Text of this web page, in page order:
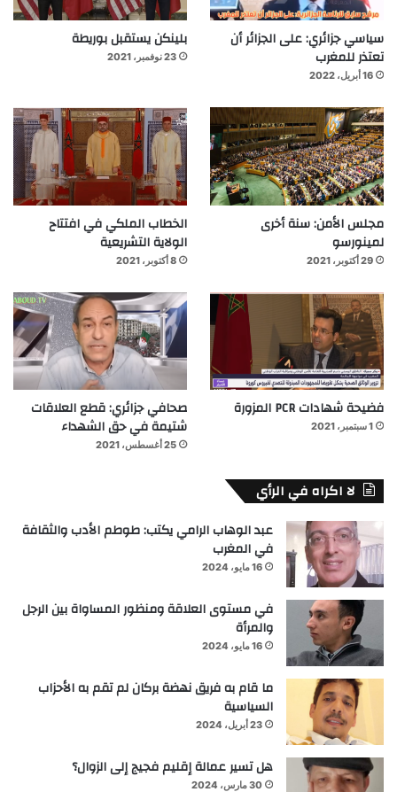
سياسي جزائري: على الجزائر أن
تعتذر للمغرب
16 أبريل، 2022
بلينكن يستقبل بوريطة
23 نوفمبر، 2021
مجلس الأمن: سنة أخرى
لمينورسو
29 أكتوبر، 2021
الخطاب الملكي في افتتاح
الولاية التشريعية
8 أكتوبر، 2021
فضيحة شهادات PCR المزورة
1 سبتمبر، 2021
صحافي جزائري: قطع العلاقات
شتيمة في حق الشهداء
25 أغسطس، 2021
لا اكراه في الرأي
عبد الوهاب الرامي يكتب: طوطم الأدب والثقافة
في المغرب
16 مايو، 2024
في مستوى العلاقة ومنظور المساواة بين الرجل
والمرأة
16 مايو، 2024
ما قام به فريق نهضة بركان لم تقم به الأحزاب
السياسية
23 أبريل، 2024
هل تسير عمالة إقليم فجيج إلى الزوال؟
30 مارس، 2024